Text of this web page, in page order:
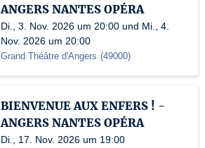
ANGERS NANTES OPÉRA
Di., 3. Nov. 2026 um 20:00 und Mi., 4.
Nov. 2026 um 20:00
Grand Théâtre d'Angers (49000)
BIENVENUE AUX ENFERS ! -
ANGERS NANTES OPÉRA
Di., 17. Nov. 2026 um 19:00